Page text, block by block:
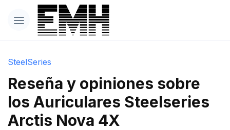
SteelSeries
Reseña y opiniones sobre
los Auriculares Steelseries
Arctis Nova 4X